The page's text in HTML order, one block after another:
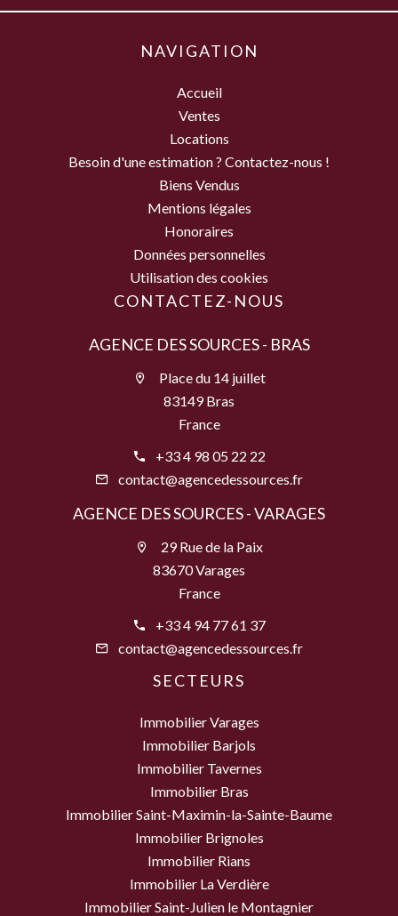
NAVIGATION
Accueil
Ventes
Locations
Besoin d'une estimation ? Contactez-nous !
Biens Vendus
Mentions légales
Honoraires
Données personnelles
Utilisation des cookies
CONTACTEZ-NOUS
AGENCE DES SOURCES - BRAS
Place du 14 juillet
83149 Bras
France
+33 4 98 05 22 22
contact@agencedessources.fr
AGENCE DES SOURCES - VARAGES
29 Rue de la Paix
83670 Varages
France
+33 4 94 77 61 37
contact@agencedessources.fr
SECTEURS
Immobilier Varages
Immobilier Barjols
Immobilier Tavernes
Immobilier Bras
Immobilier Saint-Maximin-la-Sainte-Baume
Immobilier Brignoles
Immobilier Rians
Immobilier La Verdière
Immobilier Saint-Julien le Montagnier